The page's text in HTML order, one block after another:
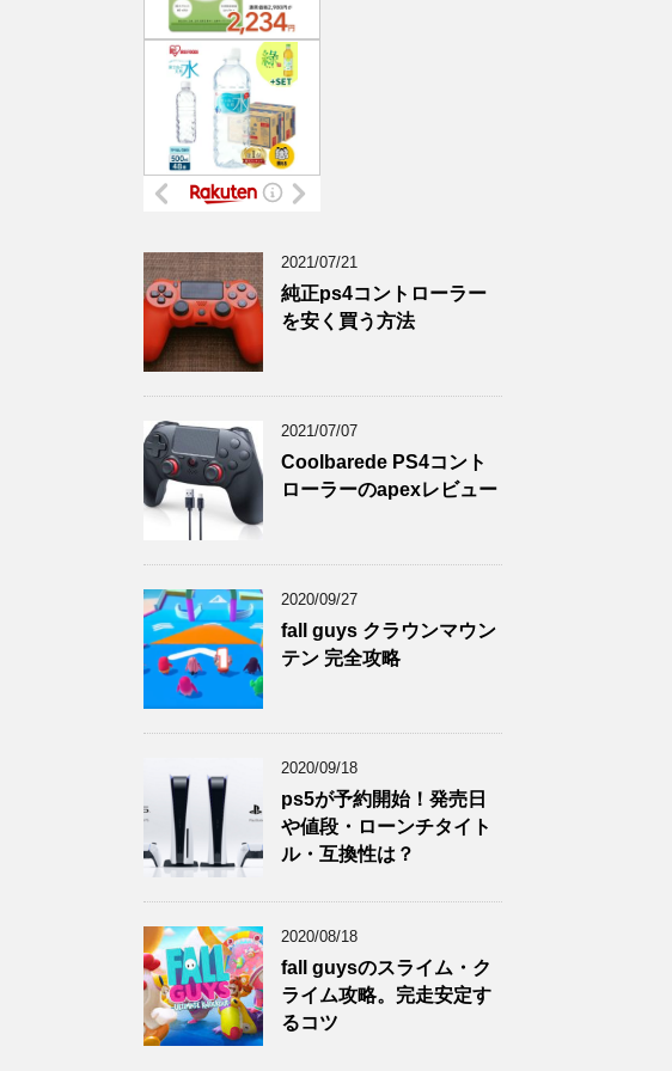
2021/07/21
純正ps4コントローラー
を安く買う方法
2021/07/07
Coolbarede PS4コント
ローラーのapexレビュー
2020/09/27
fall guys クラウンマウン
テン 完全攻略
2020/09/18
ps5が予約開始！発売日
や値段・ローンチタイト
ル・互換性は？
2020/08/18
fall guysのスライム・ク
ライム攻略。完走安定す
るコツ